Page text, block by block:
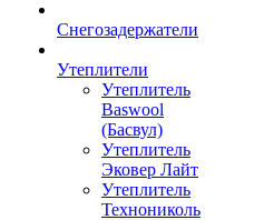
Снегозадержатели
Утеплители
Утеплитель
Baswool
(Басвул)
Утеплитель
Эковер Лайт
Утеплитель
Технониколь